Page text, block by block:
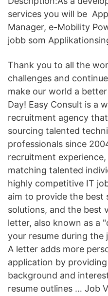
services you will be
Manager, e-Mobility
jobb som
Thank you to all the
challenges and
make our world a
Day! Easy Consult is a
recruitment agency
sourcing talented
professionals since
recruitment
matching talented
highly competitive IT
aim to provide the best
solutions, and the best
letter, also known as a
your resume during the
A letter adds more
application by
background and
resume outlines … Job